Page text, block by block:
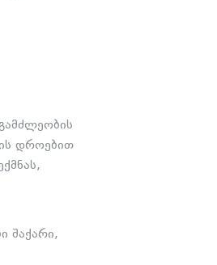
დროებით
შაქარი,